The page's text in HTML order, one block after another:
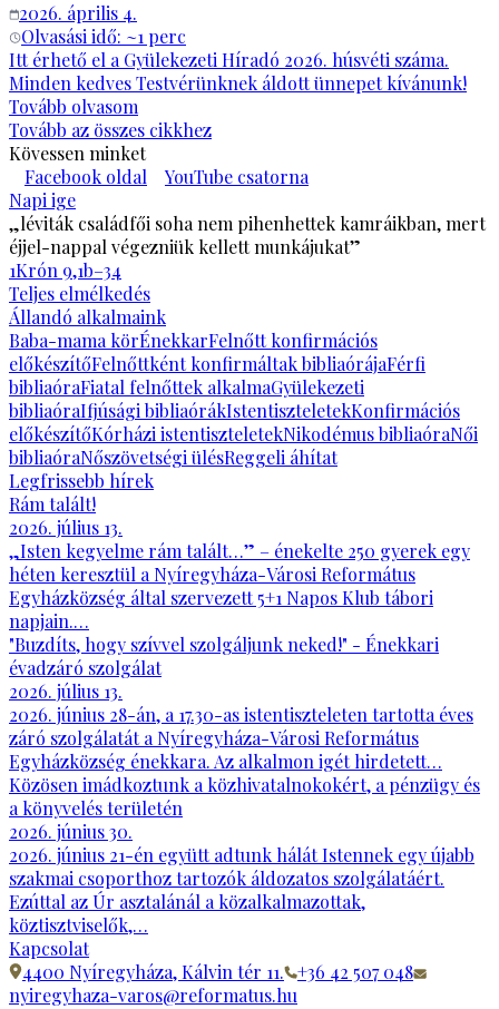
2026. április 4.
Olvasási idő: ~1 perc
Itt érhető el a Gyülekezeti Híradó 2026. húsvéti száma.
Minden kedves Testvérünknek áldott ünnepet kívánunk!
Tovább olvasom
Tovább az összes cikkhez
Kövessen minket
Facebook oldal
YouTube csatorna
Napi ige
„léviták családfői soha nem pihenhettek kamráikban, mert
éjjel-nappal végezniük kellett munkájukat”
1Krón 9,1b–34
Teljes elmélkedés
Állandó alkalmaink
Baba-mama körÉnekkarFelnőtt konfirmációs
előkészítőFelnőttként konfirmáltak bibliaórájaFérfi
bibliaóraFiatal felnőttek alkalmaGyülekezeti
bibliaóraIfjúsági bibliaórákIstentiszteletekKonfirmációs
előkészítőKórházi istentiszteletekNikodémus bibliaóraNői
bibliaóraNőszövetségi ülésReggeli áhítat
Legfrissebb hírek
Rám talált!
2026. július 13.
„Isten kegyelme rám talált…” – énekelte 250 gyerek egy
héten keresztül a Nyíregyháza-Városi Református
Egyházközség által szervezett 5+1 Napos Klub tábori
napjain.…
"Buzdíts, hogy szívvel szolgáljunk neked!" - Énekkari
évadzáró szolgálat
2026. július 13.
2026. június 28-án, a 17.30-as istentiszteleten tartotta éves
záró szolgálatát a Nyíregyháza-Városi Református
Egyházközség énekkara. Az alkalmon igét hirdetett…
Közösen imádkoztunk a közhivatalnokokért, a pénzügy és
a könyvelés területén
2026. június 30.
2026. június 21-én együtt adtunk hálát Istennek egy újabb
szakmai csoporthoz tartozók áldozatos szolgálatáért.
Ezúttal az Úr asztalánál a közalkalmazottak,
köztisztviselők,…
Kapcsolat
4400 Nyíregyháza, Kálvin tér 11.
+36 42 507 048
nyiregyhaza-varos@reformatus.hu